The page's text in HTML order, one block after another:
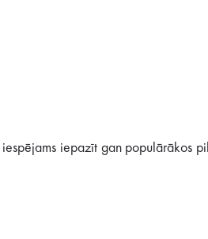
iepazīt gan populārākos